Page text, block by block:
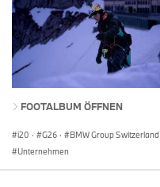
FOOTALBUM ÖFFNEN
i20 · G26 · BMW Group Switzerland
Unternehmen